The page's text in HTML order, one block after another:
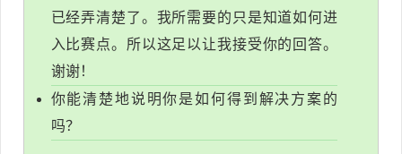
已经弄清楚了。我所需要的只是知道如何进
入比赛点。所以这足以让我接受你的回答。
谢谢！
你能清楚地说明你是如何得到解决方案的
吗？